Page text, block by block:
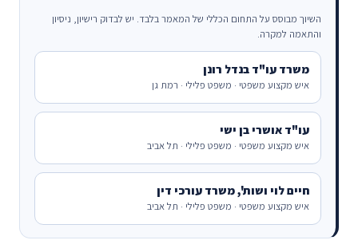
השיוך מבוסס על התחום הכללי של המאמר בלבד. יש לבדוק רישיון, ניסיון
והתאמה למקרה.
משרד עו"ד בנדל רונן
איש מקצוע משפטי · משפט פלילי · רמת גן
עו"ד אושרי בן ישי
איש מקצוע משפטי · משפט פלילי · תל אביב
חיים לוי ושות', משרד עורכי דין
איש מקצוע משפטי · משפט פלילי · תל אביב